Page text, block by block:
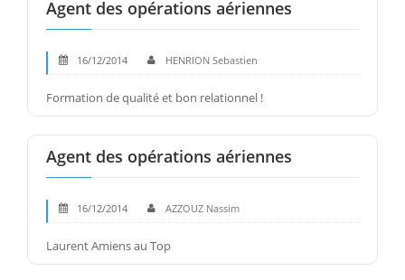
Agent des opérations aériennes
16/12/2014 HENRION Sebastien
Formation de qualité et bon relationnel !
Agent des opérations aériennes
16/12/2014 AZZOUZ Nassim
Laurent Amiens au Top